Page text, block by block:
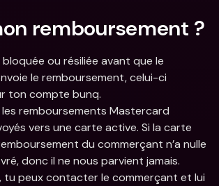
remboursement ?
ou résiliée avant que le
le remboursement, celui-ci
ton compte bunq.
les remboursements Mastercard
vers une carte active. Si la carte
du commerçant n’a nulle
donc il ne nous parvient jamais.
tu peux contacter le commerçant et lui